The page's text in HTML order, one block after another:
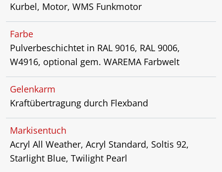
Kurbel, Motor, WMS Funkmotor
Farbe
Pulverbeschichtet in RAL 9016, RAL 9006,
W4916, optional gem. WAREMA Farbwelt
Gelenkarm
Kraftübertragung durch Flexband
Markisentuch
Acryl All Weather, Acryl Standard, Soltis 92,
Starlight Blue, Twilight Pearl